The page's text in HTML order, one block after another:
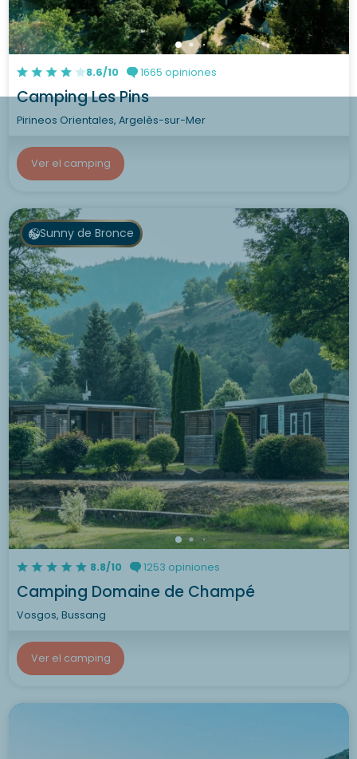
8.6/10 1665 opiniones
Camping Les Pins
Pirineos Orientales, Argelès-sur-Mer
Ver el camping
Sunny de Bronce
8.8/10 1253 opiniones
Camping Domaine de Champé
Vosgos, Bussang
Ver el camping